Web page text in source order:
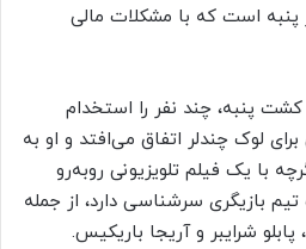
است که با مشکلات مالی
پنبه، چند نفر را استخدام
لوک چندلر اتفاق می‌افتد و او به
با یک فیلم تلویزیونی روبه‌رو
بازیگری سرشناسی دارد، از جمله
شرایبر و آریجا باریکیس.